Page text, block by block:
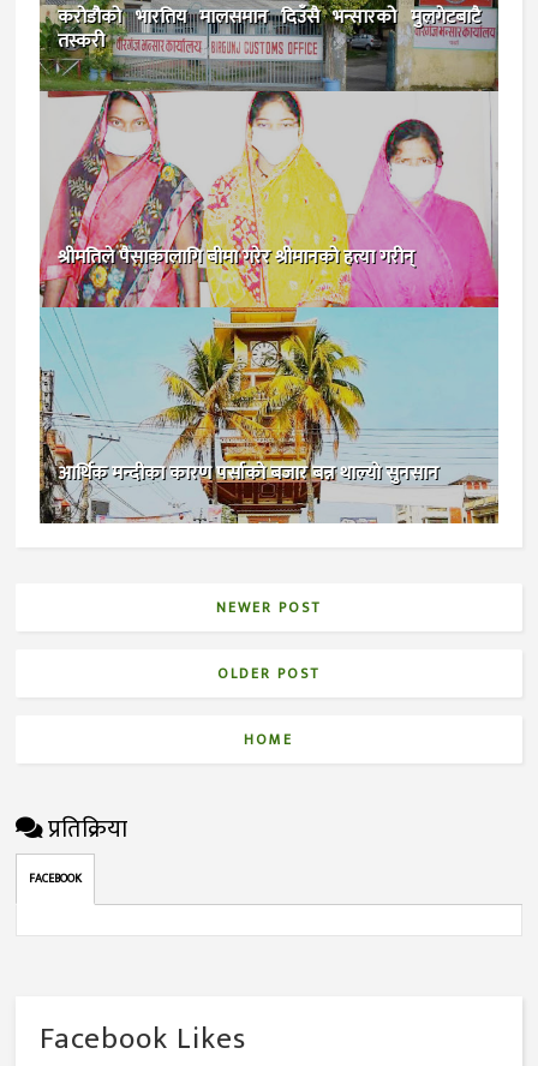
करोडौको भारतिय मालसमान दिउँसै भन्सारको मुलगेटबाटै
तस्करी
श्रीमतिले पैसाकालागि बीमा गरेर श्रीमानको हत्या गरीन्
आर्थिक मन्दीका कारण पर्साकाे बजार बन्न थाल्याे सुनसान
NEWER POST
OLDER POST
HOME
प्रतिक्रिया
FACEBOOK
Facebook Likes